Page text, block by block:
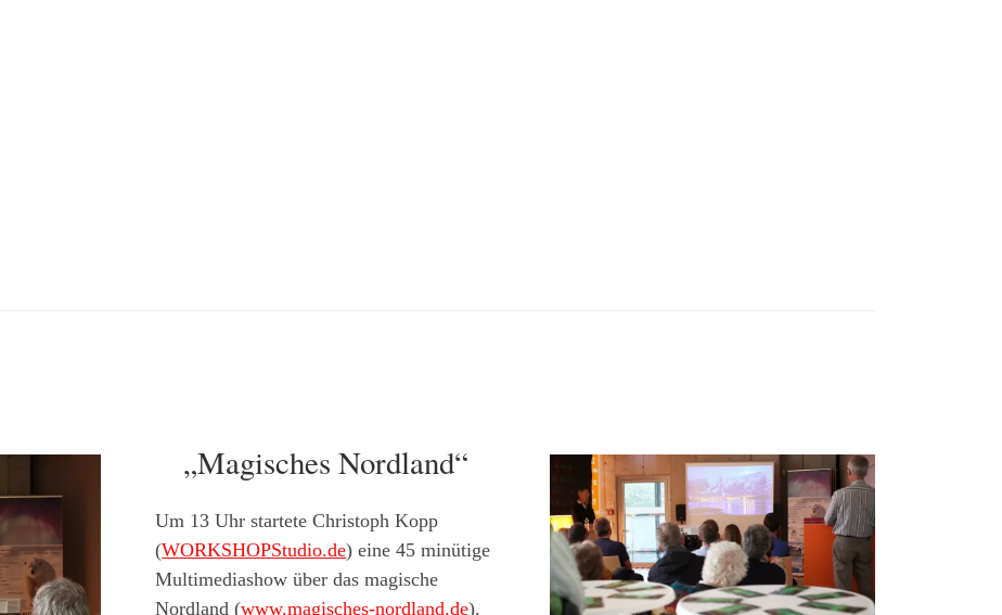
„Magisches Nordland“
Um 13 Uhr startete Christoph Kopp
(WORKSHOPStudio.de) eine 45 minütige
Multimediashow über das magische
Nordland (www.magisches-nordland.de).